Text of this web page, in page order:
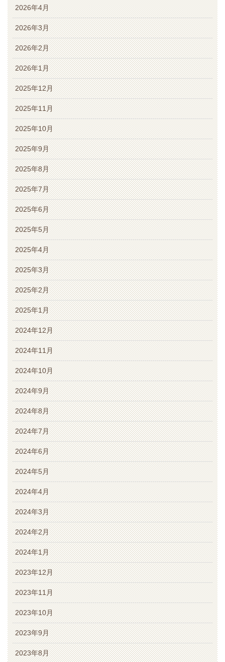
2026年4月
2026年3月
2026年2月
2026年1月
2025年12月
2025年11月
2025年10月
2025年9月
2025年8月
2025年7月
2025年6月
2025年5月
2025年4月
2025年3月
2025年2月
2025年1月
2024年12月
2024年11月
2024年10月
2024年9月
2024年8月
2024年7月
2024年6月
2024年5月
2024年4月
2024年3月
2024年2月
2024年1月
2023年12月
2023年11月
2023年10月
2023年9月
2023年8月